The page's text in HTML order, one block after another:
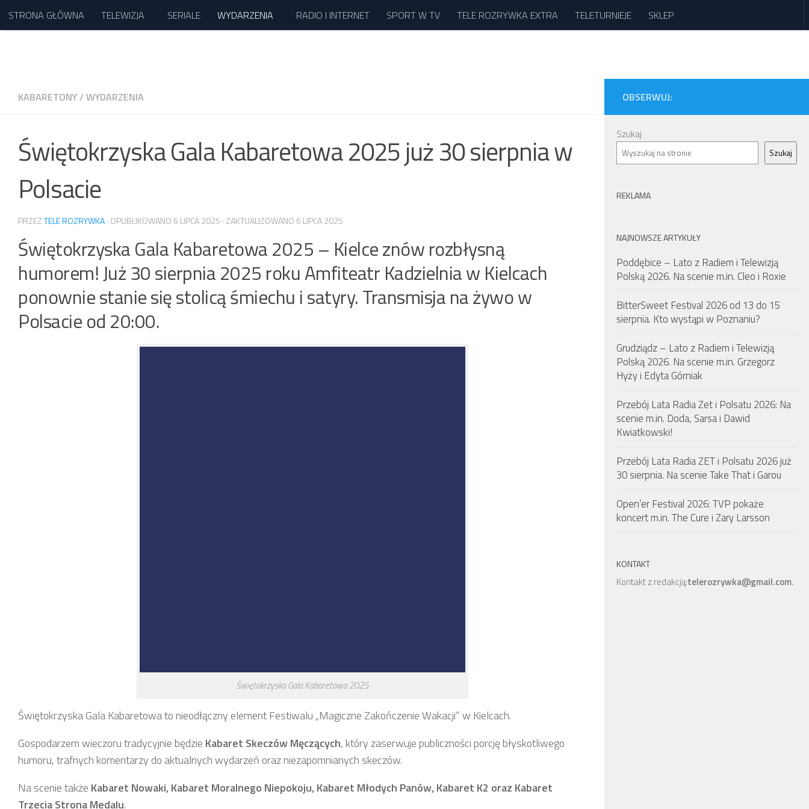
Przejdź do treści
STRONA GŁÓWNA TELEWIZJA SERIALE WYDARZENIA RADIO I INTERNET SPORT W TV TELE ROZRYWKA EXTRA TELETURNIEJE SKLEP
KABARETONY/WYDARZENIA
Świętokrzyska Gala Kabaretowa 2025 już 30 sierpnia w
Polsacie
PRZEZTELE ROZRYWKA· OPUBLIKOWANO 6 LIPCA 2025 · ZAKTUALIZOWANO 6 LIPCA 2025
Świętokrzyska Gala Kabaretowa 2025 – Kielce znów rozbłysną
humorem! Już 30 sierpnia 2025 roku Amfiteatr Kadzielnia w Kielcach
ponownie stanie się stolicą śmiechu i satyry. Transmisja na żywo w
Polsacie od 20:00.
Świętokrzyska Gala Kabaretowa 2025
Świętokrzyska Gala Kabaretowa to nieodłączny element Festiwalu „Magiczne Zakończenie Wakacji” w Kielcach.
Gospodarzem wieczoru tradycyjnie będzie Kabaret Skeczów Męczących, który zaserwuje publiczności porcję błyskotliwego
humoru, trafnych komentarzy do aktualnych wydarzeń oraz niezapomnianych skeczów. ​
Na scenie także Kabaret Nowaki, Kabaret Moralnego Niepokoju, Kabaret Młodych Panów, Kabaret K2 oraz Kabaret
Trzecia Strona Medalu.
OBSERWUJ:
Szukaj
Szukaj
REKLAMA
NAJNOWSZE ARTYKUŁY
Poddębice – Lato z Radiem i Telewizją
Polską 2026. Na scenie m.in. Cleo i Roxie
BitterSweet Festival 2026 od 13 do 15
sierpnia. Kto wystąpi w Poznaniu?
Grudziądz – Lato z Radiem i Telewizją
Polską 2026. Na scenie m.in. Grzegorz
Hyży i Edyta Górniak
Przebój Lata Radia Zet i Polsatu 2026: Na
scenie m.in. Doda, Sarsa i Dawid
Kwiatkowski!
Przebój Lata Radia ZET i Polsatu 2026 już
30 sierpnia. Na scenie Take That i Garou
Open’er Festival 2026: TVP pokaże
koncert m.in. The Cure i Zary Larsson
KONTAKT
Kontakt z redakcją:telerozrywka@gmail.com.